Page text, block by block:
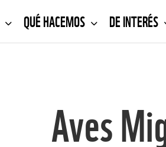
QUÉ HACEMOS DE INTERÉS
Aves